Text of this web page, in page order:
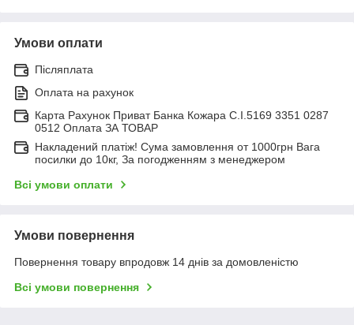
Умови оплати
Післяплата
Оплата на рахунок
Карта Рахунок Приват Банка Кожара С.І.5169 3351 0287
0512 Оплата ЗА ТОВАР
Накладений платіж! Сума замовлення от 1000грн Вага
посилки до 10кг, За погодженням з менеджером
Всі умови оплати
Умови повернення
Повернення товару впродовж 14 днів за домовленістю
Всі умови повернення